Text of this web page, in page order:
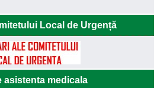
Local de Urgență
asistenta medicala